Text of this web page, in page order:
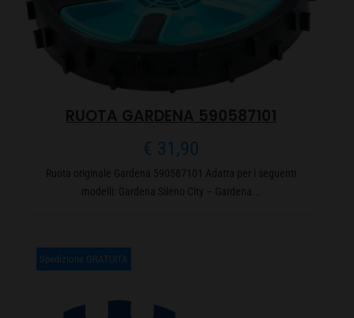
RUOTA GARDENA 590587101
€ 31,90
Ruota originale Gardena 590587101 Adatta per i seguenti
modelli: Gardena Sileno City – Gardena...
Spedizione GRATUITA